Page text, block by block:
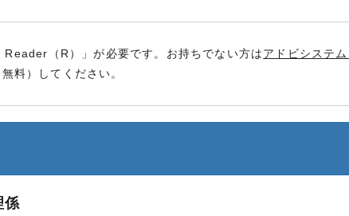
（R）」が必要です。お持ちでない方はアドビシステ
料）してください。
係